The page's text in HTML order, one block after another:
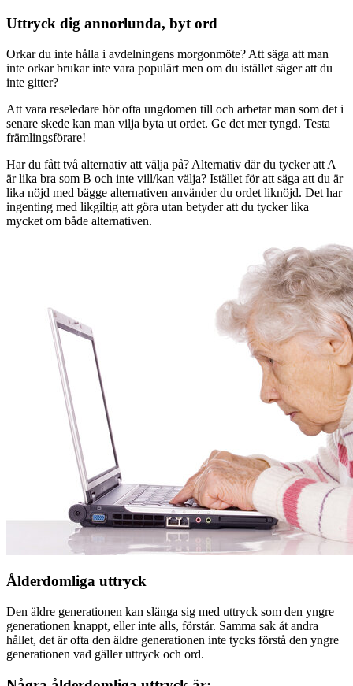
Uttryck dig annorlunda, byt ord
Orkar du inte hålla i avdelningens morgonmöte? Att säga att man
inte orkar brukar inte vara populärt men om du istället säger att du
inte gitter?
Att vara reseledare hör ofta ungdomen till och arbetar man som det i
senare skede kan man vilja byta ut ordet. Ge det mer tyngd. Testa
främlingsförare!
Har du fått två alternativ att välja på? Alternativ där du tycker att A
är lika bra som B och inte vill/kan välja? Istället för att säga att du är
lika nöjd med bägge alternativen använder du ordet liknöjd. Det har
ingenting med likgiltig att göra utan betyder att du tycker lika
mycket om både alternativen.
Ålderdomliga uttryck
Den äldre generationen kan slänga sig med uttryck som den yngre
generationen knappt, eller inte alls, förstår. Samma sak åt andra
hållet, det är ofta den äldre generationen inte tycks förstå den yngre
generationen vad gäller uttryck och ord.